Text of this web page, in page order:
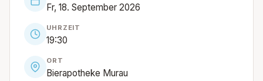
Fr, 18. September 2026
UHRZEIT
19:30
ORT
Bierapotheke Murau